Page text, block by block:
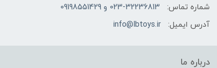
شماره تماس:
023-32236813 و 09198551429
آدرس ایمیل:
info@lbtoys.ir
درباره ما